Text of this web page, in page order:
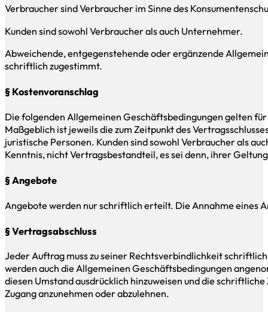
Verbraucher sind Verbraucher im Sinne des
Kunden sind sowohl Verbraucher als auch Unternehmer.
Abweichende, entgegenstehende oder ergänzende
schriftlich zugestimmt.
§ Kostenvoranschlag
Die folgenden Allgemeinen Geschäftsbedingungen gelten
Maßgeblich ist jeweils die zum Zeitpunkt des
juristische Personen. Kunden sind sowohl Verbraucher als
Kenntnis, nicht Vertragsbestandteil, es sei denn, ihrer
§ Angebote
Angebote werden nur schriftlich erteilt. Die Annahme eines
§ Vertragsabschluss
Jeder Auftrag muss zu seiner Rechtsverbindlichkeit
werden auch die Allgemeinen Geschäftsbedingungen
diesen Umstand ausdrücklich hinzuweisen und die
Zugang anzunehmen oder abzulehnen.